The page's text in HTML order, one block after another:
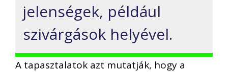
jelenségek, például
szivárgások helyével.
A tapasztalatok azt mutatják, hogy a